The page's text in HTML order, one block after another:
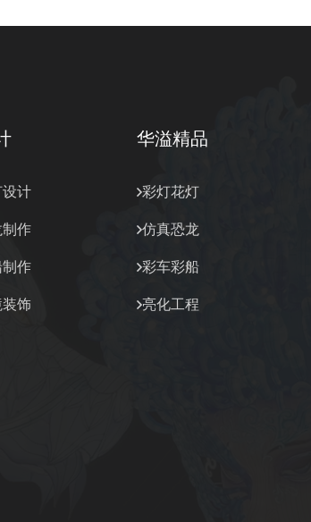
计
作
作
饰
华溢精品
彩灯花灯
仿真恐龙
彩车彩船
亮化工程